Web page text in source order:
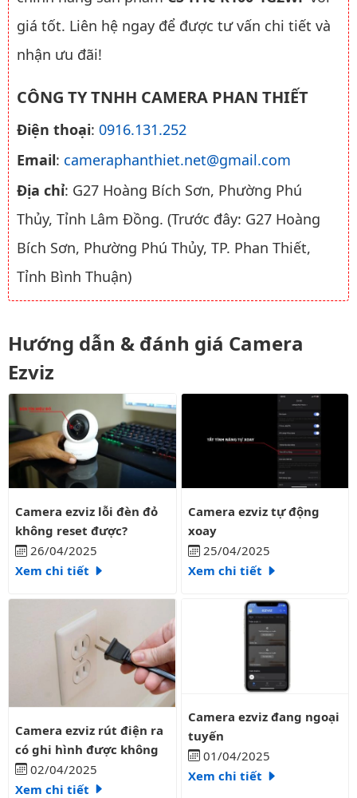
giá tốt. Liên hệ ngay để được tư vấn chi tiết và
nhận ưu đãi!
CÔNG TY TNHH CAMERA PHAN THIẾT
Điện thoại: 0916.131.252
Email: cameraphanthiet.net@gmail.com
Địa chỉ: G27 Hoàng Bích Sơn, Phường Phú
Thủy, Tỉnh Lâm Đồng. (Trước đây: G27 Hoàng
Bích Sơn, Phường Phú Thủy, TP. Phan Thiết,
Tỉnh Bình Thuận)
Hướng dẫn & đánh giá Camera
Ezviz
Camera ezviz lỗi đèn đỏ không reset được?
Camera ezviz lỗi đèn đỏ
không reset được?
26/04/2025
Xem chi tiết
Camera ezviz tự động xoay
Camera ezviz tự động
xoay
25/04/2025
Xem chi tiết
Camera ezviz rút điện ra có ghi hình được không
Camera ezviz rút điện ra
có ghi hình được không
02/04/2025
Xem chi tiết
Camera ezviz đang ngoại
tuyến
01/04/2025
Xem chi tiết